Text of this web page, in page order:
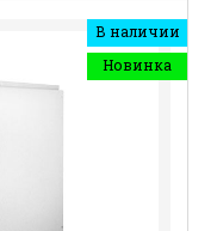
В наличии
Новинка